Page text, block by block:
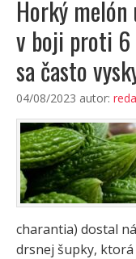
Horký
v boji proti 6
sa často
04/08/2023 autor:
charantia) dostal
drsnej šupky, ktorá